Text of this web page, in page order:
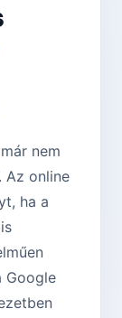
nem
Az online
ha a
Google